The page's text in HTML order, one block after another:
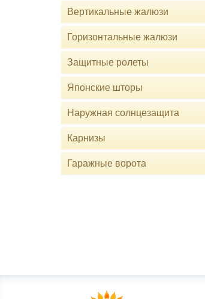
Вертикальные жалюзи
Горизонтальные жалюзи
Защитные ролеты
Японские шторы
Наружная солнцезащита
Карнизы
Гаражные ворота